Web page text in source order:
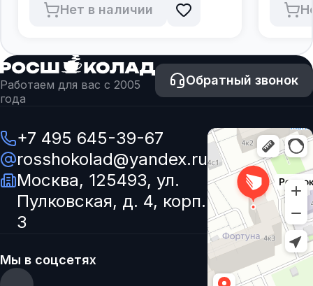
Нет в наличии
Работаем для вас с 2005
года
Обратный звонок
+7 495 645-39-67
rosshokolad@yandex.ru
Москва, 125493, ул.
Пулковская, д. 4, корп.
3
Мы в соцсетях